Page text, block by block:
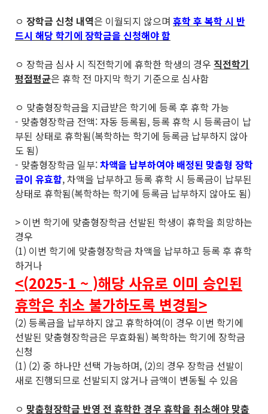
ㅇ 장학금 신청 내역은 이월되지 않으며 휴학 후 복학 시 반
드시 해당 학기에 장학금을 신청해야 함
ㅇ 장학금 심사 시 직전학기에 휴학한 학생의 경우 직전학기
평점평균은 휴학 전 마지막 학기 기준으로 심사함
ㅇ 맞춤형장학금을 지급받은 학기에 등록 후 휴학 가능
- 맞춤형장학금 전액: 자동 등록됨, 등록 휴학 시 등록금이 납
부된 상태로 휴학됨(복학하는 학기에 등록금 납부하지 않아
도 됨)
- 맞춤형장학금 일부:차액을 납부하여야 배정된 맞춤형 장학
금이 유효함, 차액을 납부하고 등록 휴학 시 등록금이 납부된
상태로 휴학됨(복학하는 학기에 등록금 납부하지 않아도 됨)
> 이번 학기에 맞춤형장학금 선발된 학생이 휴학을 희망하는
경우
(1) 이번 학기에 맞춤형장학금 차액을 납부하고 등록 후 휴학
하거나
<(2025-1 ~ )해당 사유로 이미 승인된
휴학은 취소 불가하도록 변경됨>
(2) 등록금을 납부하지 않고 휴학하여(이 경우 이번 학기에
선발된 맞춤형장학금은 무효화됨) 복학하는 학기에 장학금
신청
(1) (2) 중 하나만 선택 가능하며, (2)의 경우 장학금 선발이
새로 진행되므로 선발되지 않거나 금액이 변동될 수 있음
ㅇ 맞춤형장학금 반영 전 휴학한 경우 휴학을 취소해야 맞춤